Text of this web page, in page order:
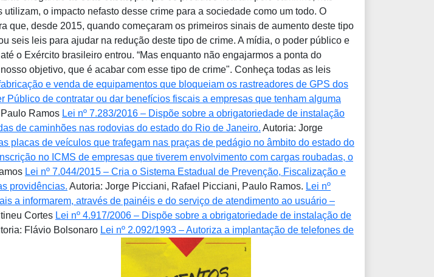
o impacto nefasto desse crime para a sociedade como um todo. O
que, desde 2015, quando começaram os primeiros sinais de aumento deste tipo
seis leis para ajudar na redução deste tipo de crime. A mídia, o poder público e
o Exército brasileiro entrou. “Mas enquanto não engajarmos a ponta do
objetivo, que é acabar com esse tipo de crime". Conheça todas as leis
e venda de equipamentos que bloqueiam os rastreadores de GPS dos
Público de contratar ou dar benefícios fiscais a empresas que tenham alguma
Ramos Lei nº 7.283/2016 – Dispõe sobre a obrigatoriedade de instalação
de caminhões nas rodovias do estado do Rio de Janeiro. Autoria: Jorge
placas de veículos que trafegam nas praças de pedágio no âmbito do estado do
no ICMS de empresas que tiverem envolvimento com cargas roubadas, o
Lei nº 7.044/2015 – Cria o Sistema Estadual de Prevenção, Fiscalização e
providências. Autoria: Jorge Picciani, Rafael Picciani, Paulo Ramos. Lei nº
a informarem, através de painéis e do serviço de atendimento ao usuário –
Cortes Lei nº 4.917/2006 – Dispõe sobre a obrigatoriedade de instalação de
Flávio Bolsonaro Lei nº 2.092/1993 – Autoriza a implantação de telefones de